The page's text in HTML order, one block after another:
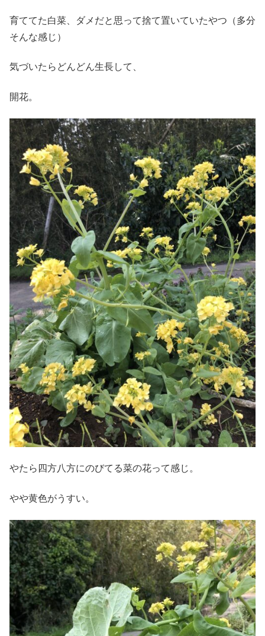
育ててた白菜、ダメだと思って捨て置いていたやつ（多分
そんな感じ）
気づいたらどんどん生長して、
開花。
やたら四方八方にのびてる菜の花って感じ。
やや黄色がうすい。